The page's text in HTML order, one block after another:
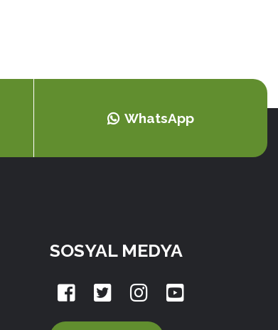
WhatsApp
SOSYAL MEDYA